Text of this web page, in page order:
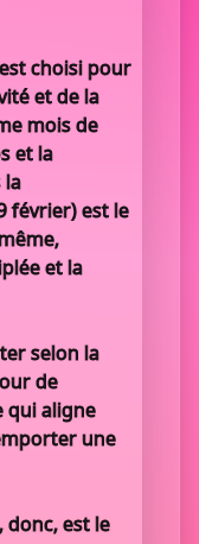
choisi pour
et de la
mois de
et la
la
février) est le
et la
selon la
de
qui aligne
une
est le